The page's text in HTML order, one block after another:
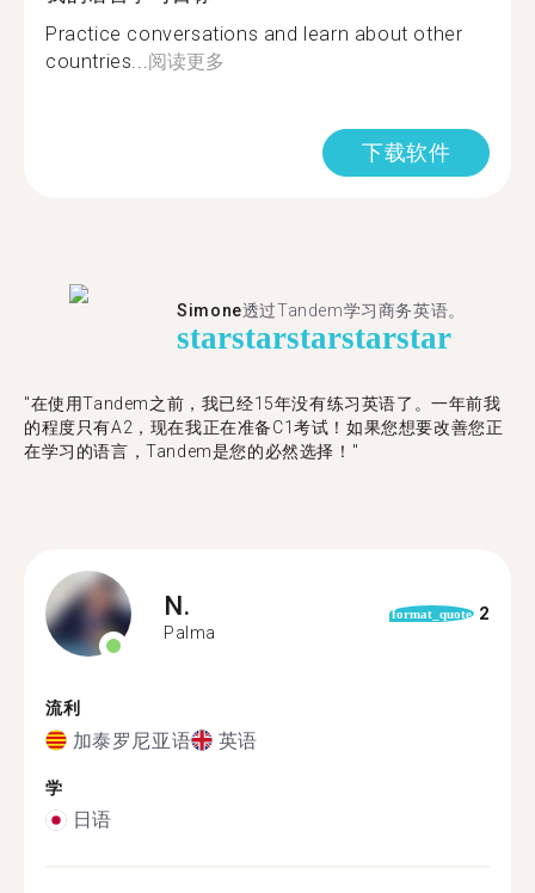
Practice conversations and learn about other
countries...阅读更多
下载软件
Simone透过Tandem学习商务英语。
starstarstarstarstar
"在使用Tandem之前，我已经15年没有练习英语了。一年前我
的程度只有A2，现在我正在准备C1考试！如果您想要改善您正
在学习的语言，Tandem是您的必然选择！"
N.
Palma
format_quote 2
流利
加泰罗尼亚语 英语
学
日语